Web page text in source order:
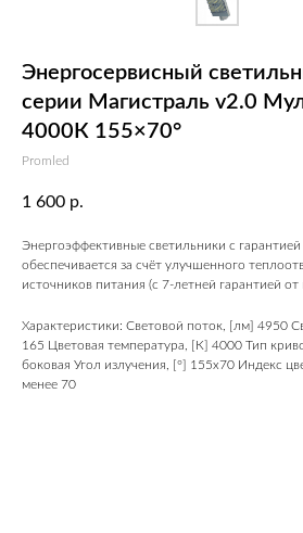
Энергосервисный
серии Магистраль v2.0
4000К 155×70°
Promled
1 600 р.
Энергоэффективные светильники с
обеспечивается за счёт улучшенного
источников питания (с 7-летней гарантией от
Характеристики: Световой поток, [лм] 4950
165 Цветовая температура, [К] 4000 Тип
боковая Угол излучения, [°] 155x70 Индекс
менее 70